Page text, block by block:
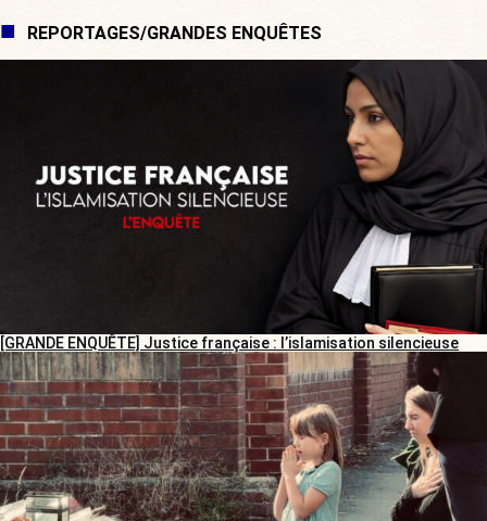
REPORTAGES/GRANDES ENQUÊTES
[GRANDE ENQUÊTE] Justice française : l’islamisation silencieuse